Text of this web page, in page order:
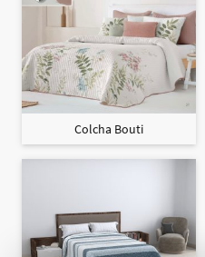
Colcha Bouti